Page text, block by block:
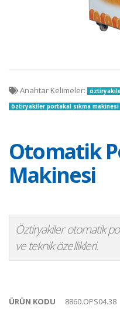
Otomatik
Makinesi
Öztiryakiler otomatik
ve teknik özellikleri.
ÜRÜN KODU 8860.OPS04.38
Anahtar Kelimeler:
öztiryakiler portakal sıkma makinesi